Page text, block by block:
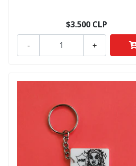
$3.500 CLP
+
-